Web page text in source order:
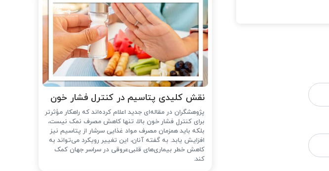
نقش کلیدی پتاسیم در کنترل فشار خون
پژوهشگران در مقاله‌ای جدید اعلام کرده‌اند که راهکار مؤثرتر
برای کنترل فشار خون بالا، تنها کاهش مصرف نمک نیست،
بلکه باید همزمان مصرف مواد غذایی سرشار از پتاسیم نیز
افزایش یابد. به گفته آنان، این تغییر رویکرد می‌تواند به
کاهش خطر بیماری‌های قلبی‌عروقی در سراسر جهان کمک
کند.